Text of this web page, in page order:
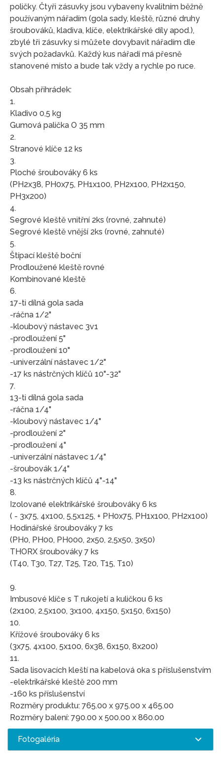
poličky. Čtyři zásuvky jsou vybaveny kvalitním běžně
používaným nářadím (gola sady, kleště, různé druhy
šroubováků, kladiva, klíče, elektrikářské díly apod.),
zbylé tři zásuvky si můžete dovybavit nářadím dle
svých požadavků. Každý kus nářadí má přesně
stanovené místo a bude tak vždy a rychle po ruce.
Obsah přihrádek:
1.
Kladivo 0,5 kg
Gumová palička O 35 mm
2.
Stranové klíče 12 ks
3.
Ploché šroubováky 6 ks
(PH2x38, PH0x75, PH1x100, PH2x100, PH2x150,
PH3x200)
4.
Segrové kleště vnitřní 2ks (rovné, zahnuté)
Segrové kleště vnější 2ks (rovné, zahnuté)
5.
Štípací kleště boční
Prodloužené kleště rovné
Kombinované kleště
6.
17-ti dílná gola sada
-ráčna 1/2"
-kloubový nástavec 3v1
-prodloužení 5"
-prodloužení 10"
-univerzální nástavec 1/2"
-17 ks nástrčných klíčů 10"-32"
7.
13-ti dílná gola sada
-ráčna 1/4"
-kloubový nástavec 1/4"
-prodloužení 2"
-prodloužení 4"
-univerzální nástavec 1/4"
-šroubovák 1/4"
-13 ks nástrčných klíčů 4"-14"
8.
Izolované elektrikářské šroubováky 6 ks
( - 3x75, 4x100, 5,5x125, + PH0x75, PH1x100, PH2x100)
Hodinářské šroubováky 7 ks
(PH0, PH00, PH000, 2x50, 2,5x50, 3x50)
THORX šroubováky 7 ks
(T40, T30, T27, T25, T20, T15, T10)
9.
Imbusové klíče s T rukojetí a kuličkou 6 ks
(2x100, 2,5x100, 3x100, 4x150, 5x150, 6x150)
10.
Křížové šroubováky 6 ks
(3x75, 4x100, 5x100, 6x38, 6x150, 8x200)
11.
Sada lisovacích kleští na kabelová oka s příslušenstvím
-elektrikářské kleště 200 mm
-160 ks příslušenství
Rozměry produktu: 765.00 x 975.00 x 465.00
Rozměry balení: 790.00 x 500.00 x 860.00
Fotogaléria